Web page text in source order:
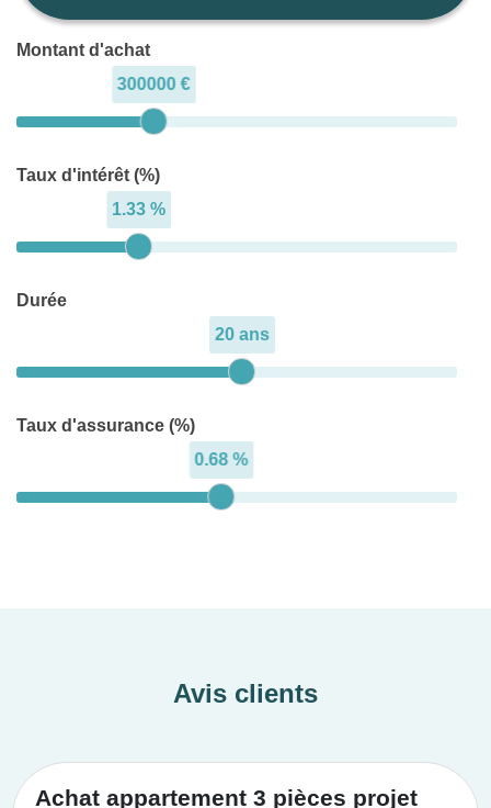
Montant d'achat
300000 €
Taux d'intérêt (%)
1.33 %
Durée
20 ans
Taux d'assurance (%)
0.68 %
Avis clients
Achat appartement 3 pièces projet